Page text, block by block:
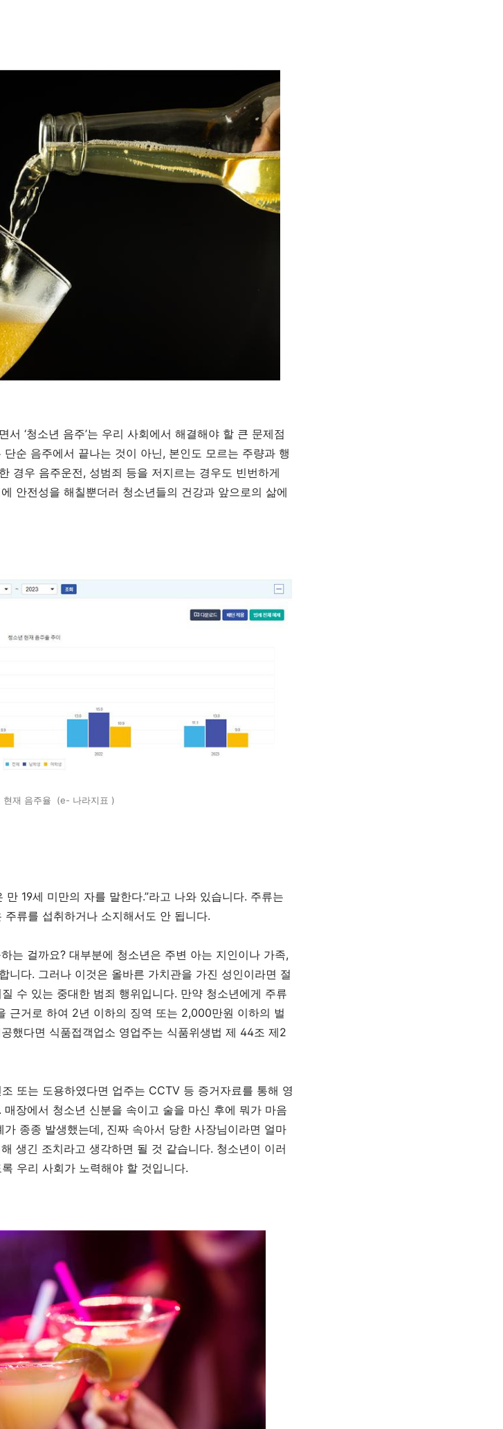
서 ‘청소년 음주’는 우리 사회에서 해결해야 할 큰 문제점
단순 음주에서 끝나는 것이 아닌, 본인도 모르는 주량과 행
경우 음주운전, 성범죄 등을 저지르는 경우도 빈번하게
안전성을 해칠뿐더러 청소년들의 건강과 앞으로의 삶에
재 음주율 (e- 나라지표 )
만 19세 미만의 자를 말한다.”라고 나와 있습니다. 주류는
류를 섭취하거나 소지해서도 안 됩니다.
는 걸까요? 대부분에 청소년은 주변 아는 지인이나 가족,
니다. 그러나 이것은 올바른 가치관을 가진 성인이라면 절
수 있는 중대한 범죄 행위입니다. 만약 청소년에게 주류
근거로 하여 2년 이하의 징역 또는 2,000만원 이하의 벌
했다면 식품접객업소 영업주는 식품위생법 제 44조 제2
또는 도용하였다면 업주는 CCTV 등 증거자료를 통해 영
. 매장에서 청소년 신분을 속이고 술을 마신 후에 뭐가 마음
종종 발생했는데, 진짜 속아서 당한 사장님이라면 얼마
생긴 조치라고 생각하면 될 것 같습니다. 청소년이 이러
우리 사회가 노력해야 할 것입니다.